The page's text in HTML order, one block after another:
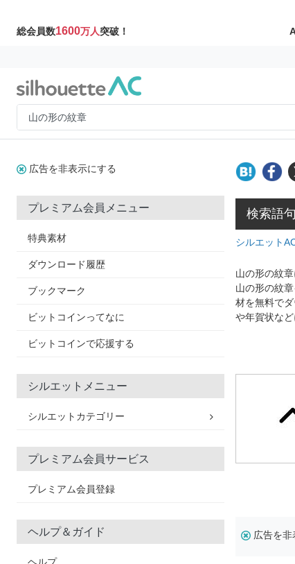
総会員数1600万人突破！
広告を非表示にする
プレミアム会員メニュー
特典素材
ダウンロード履歴
ブックマーク
ビットコインってなに
ビットコインで応援する
シルエットメニュー
シルエットカテゴリー
プレミアム会員サービス
プレミアム会員登録
ヘルプ＆ガイド
検索語
シルエット
山の形の紋
山の形の紋
材を無料で
や年賀状な
広告を非